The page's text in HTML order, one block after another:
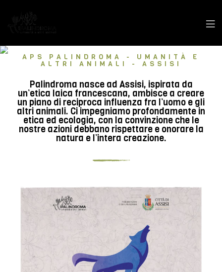
APS PALINDROMA - UMANITÀ E
ALTRI ANIMALI - ASSISI
Palindroma nasce ad Assisi, ispirata da
un’etica laica francescana, ambisce a creare
un piano di reciproca influenza fra l’uomo e gli
altri animali. Ci impegniamo profondamente in
etica ed ecologia, con la convinzione che le
nostre azioni debbano rispettare e onorare la
natura e l’intera creazione.